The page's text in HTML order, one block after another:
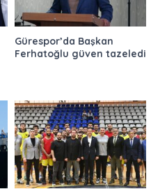
Gürespor’da Başkan
Ferhatoğlu güven tazeledi